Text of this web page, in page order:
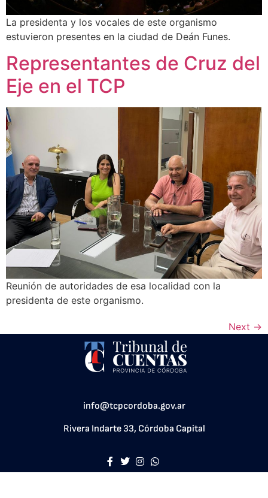
La presidenta y los vocales de este organismo
estuvieron presentes en la ciudad de Deán Funes.
Representantes de Cruz del
Eje en el TCP
Reunión de autoridades de esa localidad con la
presidenta de este organismo.
Next →
info@tcpcordoba.gov.ar
Rivera Indarte 33, Córdoba Capital